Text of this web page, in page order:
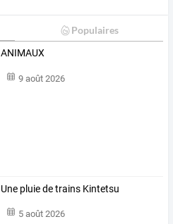
Populaires
ANIMAUX
9 août 2026
Une pluie de trains Kintetsu
5 août 2026